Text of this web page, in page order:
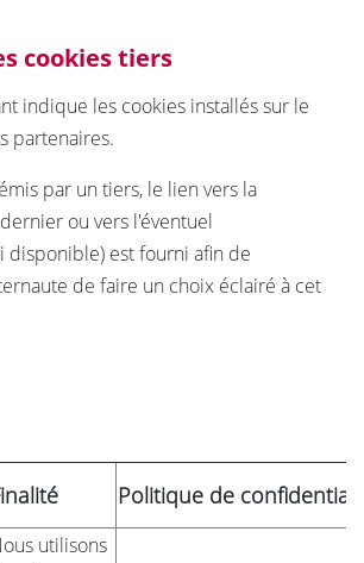
cookies tiers
indique les cookies installés sur le
partenaires.
par un tiers, le lien vers la
ou vers l'éventuel
disponible) est fourni afin de
de faire un choix éclairé à cet
Politique de
utilisons